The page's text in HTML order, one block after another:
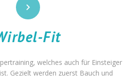


Fit
welches auch für Einsteiger
Gezielt werden zuerst Bauch und